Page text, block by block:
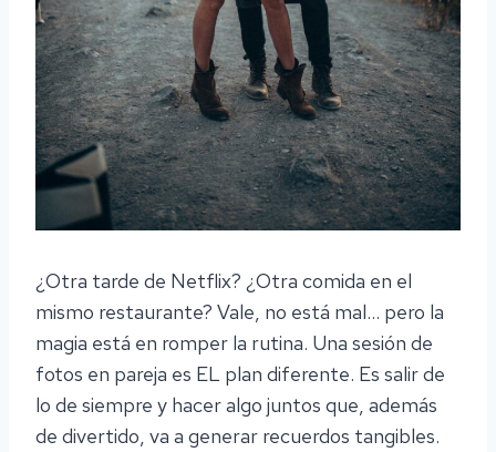
¿Otra tarde de Netflix? ¿Otra comida en el
mismo restaurante? Vale, no está mal… pero la
magia está en romper la rutina. Una sesión de
fotos en pareja es EL plan diferente. Es salir de
lo de siempre y hacer algo juntos que, además
de divertido, va a generar recuerdos tangibles.